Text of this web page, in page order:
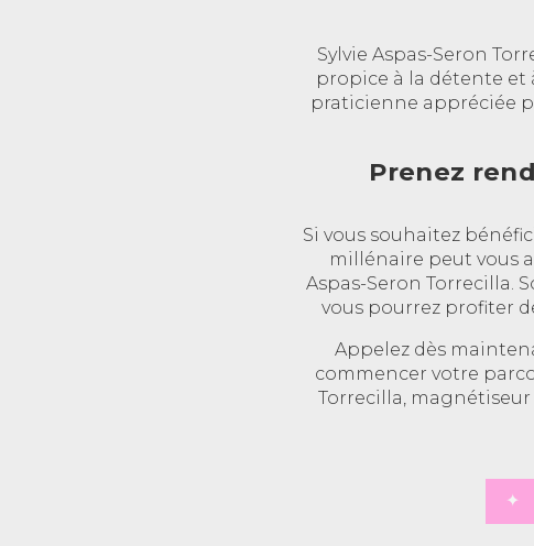
Sylvie Aspas-Seron
propice à la détente et
praticienne appréciée
Prenez
Si vous souhaitez
millénaire peut vous
Aspas-Seron Torrecilla.
vous pourrez profiter
Appelez dès
commencer votre
Torrecilla,